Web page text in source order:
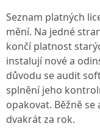
Seznam platných
mění. Na jedné
končí platnost
instalují nové a
důvodu se audit
splnění jeho
opakovat. Běžně
dvakrát za rok.